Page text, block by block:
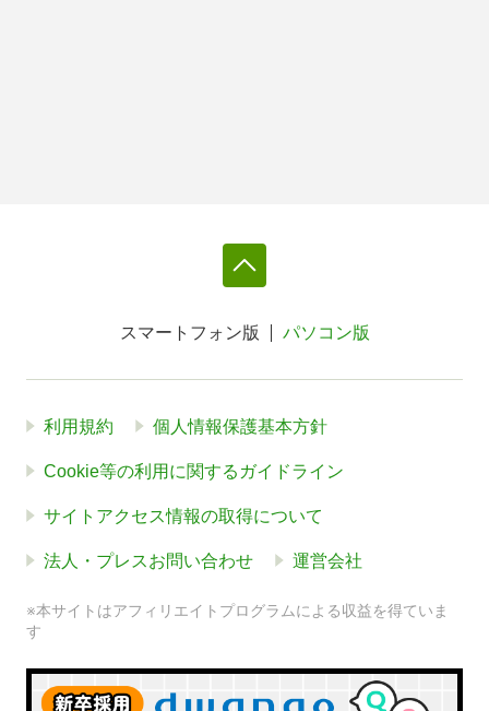
スマートフォン版 パソコン版
利用規約 個人情報保護基本方針
Cookie等の利用に関するガイドライン
サイトアクセス情報の取得について
法人・プレスお問い合わせ 運営会社
※本サイトはアフィリエイトプログラムによる収益を得ていま
す